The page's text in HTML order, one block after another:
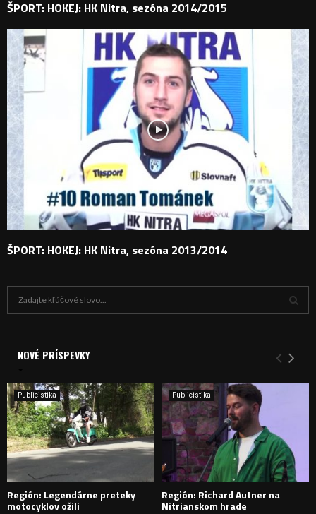
ŠPORT: HOKEJ: HK Nitra, sezóna 2014/2015
ŠPORT: HOKEJ: HK Nitra, sezóna 2013/2014
i
e
:
Y
H
D
NOVÉ PRÍSPEVKY
Publicistika
Región: Legendárne preteky
motocyklov ožili
Publicistika
Región: Richard Autner na
Nitrianskom hrade